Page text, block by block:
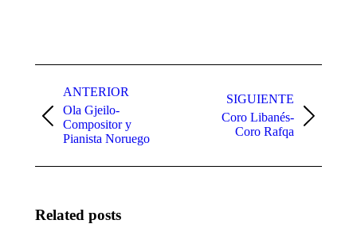
entre
publicaciones
ANTERIOR
Publicación
anterior:
Ola Gjeilo-
Compositor y
Pianista Noruego
SIGUIENTE
Publicación
siguiente:
Coro Libanés-
Coro Rafqa
Related posts